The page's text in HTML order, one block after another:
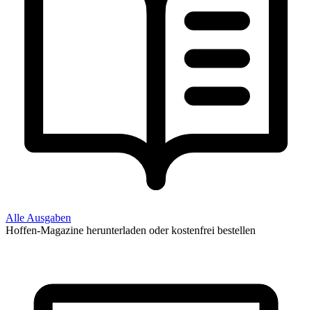
Alle Ausgaben
Hoffen-Magazine herunterladen oder kostenfrei bestellen